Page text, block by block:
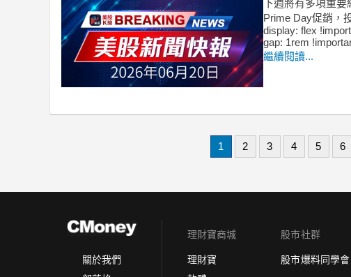
下週將有多項重要
Prime Day促銷，
display: flex
gap: 1rem
繼續閱讀...
1 2 3 4 5 6
關於我們
理財寶商城
理財寶
股市社群
股市爆料同學會